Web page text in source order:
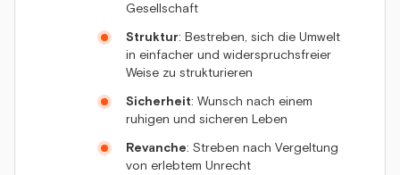
Gesellschaft
Struktur: Bestreben, sich die Umwelt
in einfacher und widerspruchsfreier
Weise zu strukturieren
Sicherheit: Wunsch nach einem
ruhigen und sicheren Leben
Revanche: Streben nach Vergeltung
von erlebtem Unrecht